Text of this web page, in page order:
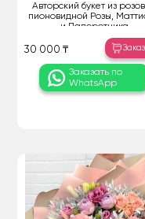
Авторский букет из
пионовидной Розы,
и Папоротника
30 000 ₸
Заказать по
WhatsApp